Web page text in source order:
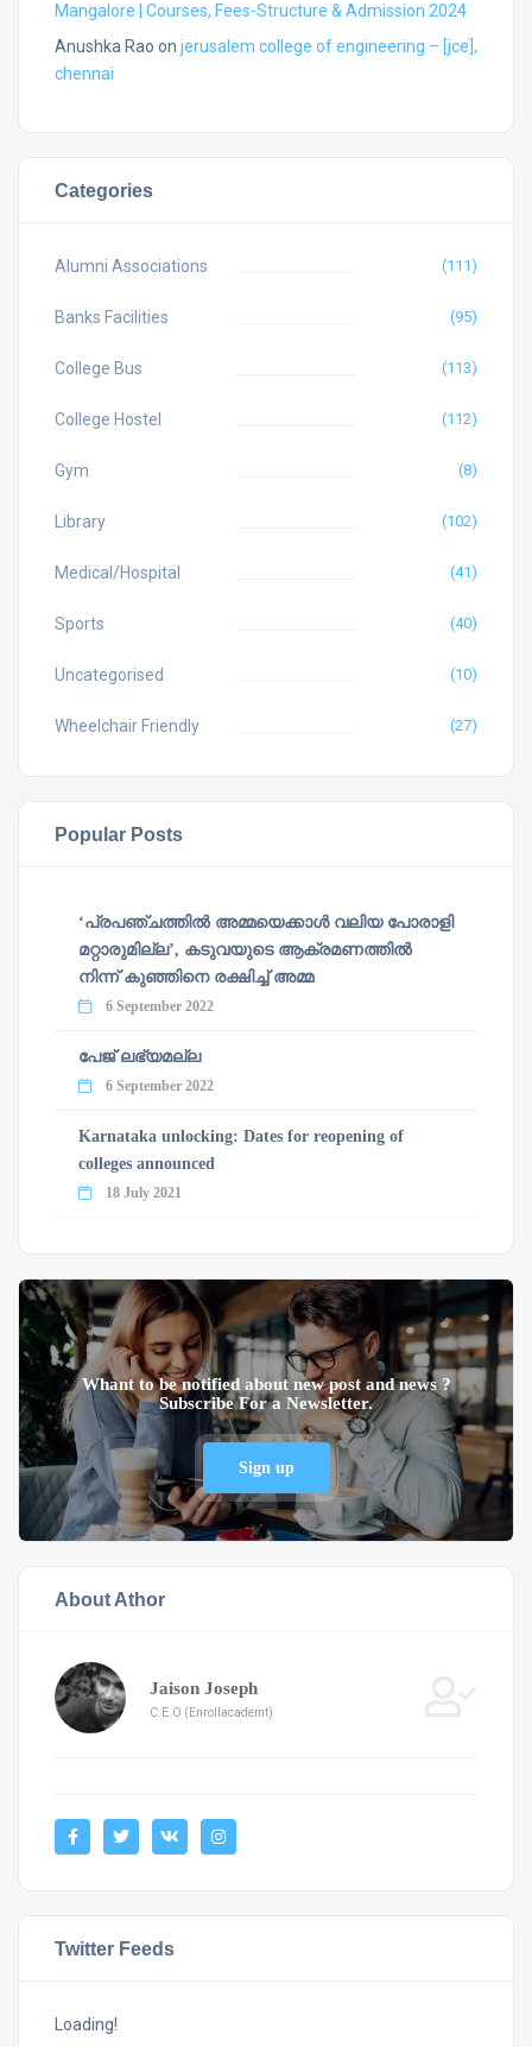
Mangalore | Courses, Fees-Structure & Admission 2024
Anushka Rao on jerusalem college of engineering – [jce],
chennai
Categories
Alumni Associations (111)
Banks Facilities (95)
College Bus (113)
College Hostel (112)
Gym (8)
Library (102)
Medical/Hospital (41)
Sports (40)
Uncategorised (10)
Wheelchair Friendly (27)
Popular Posts
‘പ്രപഞ്ചത്തില്‍ അമ്മയെക്കാള്‍ വലിയ പോരാളി
മറ്റാരുമില്ല’, കടുവയുടെ ആക്രമണത്തില്‍
നിന്ന് കുഞ്ഞിനെ രക്ഷിച്ച് അമ്മ
6 September 2022
പേജ് ലഭ്യമല്ല
6 September 2022
Karnataka unlocking: Dates for reopening of
colleges announced
18 July 2021
Whant to be notified about new post and news ?
Subscribe For a Newsletter.
Sign up
About Athor
Jaison Joseph
C.E.O (Enrollacademt)
Twitter Feeds
Loading!